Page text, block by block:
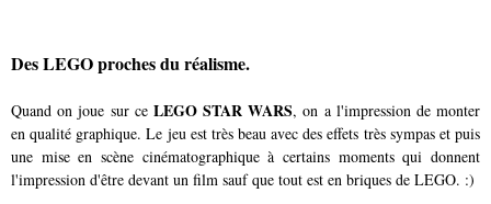
Des LEGO proches du réalisme.
Quand on joue sur ce LEGO STAR WARS, on a l'impression de monter
en qualité graphique. Le jeu est très beau avec des effets très sympas et puis
une mise en scène cinématographique à certains moments qui donnent
l'impression d'être devant un film sauf que tout est en briques de LEGO. :)